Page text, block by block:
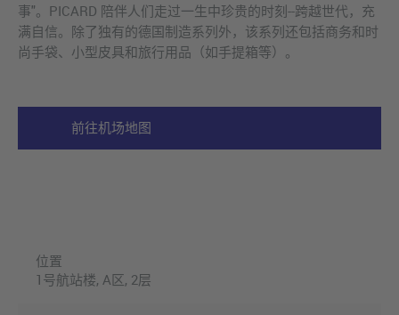
事"。PICARD 陪伴人们走过一生中珍贵的时刻--跨越世代，充
满自信。除了独有的德国制造系列外，该系列还包括商务和时
尚手袋、小型皮具和旅行用品（如手提箱等）。
前往机场地图
位置
1号航站楼, A区, 2层